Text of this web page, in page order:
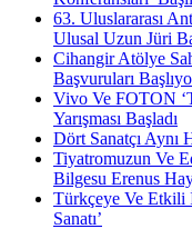
63. Uluslararası
Ulusal Uzun Jüri
Cihangir Atölye
Başvuruları
Vivo Ve FOTON
Yarışması Başladı
Dört Sanatçı Aynı
Tiyatromuzun Ve
Bilgesu Erenus
Türkçeye Ve Etkili
Sanatı’